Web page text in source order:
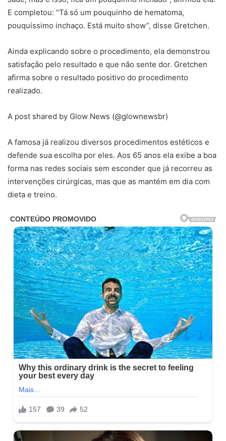
E completou: “Tá só um pouquinho de hematoma,
pouquíssimo inchaço. Está muito show”, disse Gretchen.
Ainda explicando sobre o procedimento, ela demonstrou
satisfação pelo resultado e que não sente dor. Gretchen
afirma sobre o resultado positivo do procedimento
realizado.
A post shared by Glow News (@glownewsbr)
A famosa já realizou diversos procedimentos estéticos e
defende sua escolha por eles. Aos 65 anos ela exibe a boa
forma nas redes sociais sem esconder que já recorreu as
intervenções cirúrgicas, mas que as mantém em dia com
dieta e treino.